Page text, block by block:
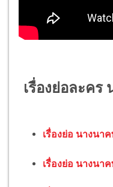
เรื่องย่อละคร
เรื่องย่อ นางนา
เรื่องย่อ นางนา